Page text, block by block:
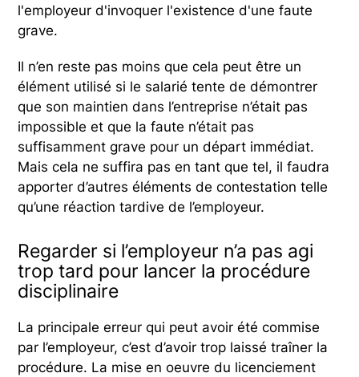
l'employeur d'invoquer l'existence d'une faute
grave.
Il n’en reste pas moins que cela peut être un
élément utilisé si le salarié tente de démontrer
que son maintien dans l’entreprise n’était pas
impossible et que la faute n’était pas
suffisamment grave pour un départ immédiat.
Mais cela ne suffira pas en tant que tel, il faudra
apporter d’autres éléments de contestation telle
qu’une réaction tardive de l’employeur.
Regarder si l’employeur n’a pas agi
trop tard pour lancer la procédure
disciplinaire
La principale erreur qui peut avoir été commise
par l’employeur, c’est d’avoir trop laissé traîner la
procédure. La mise en oeuvre du licenciement